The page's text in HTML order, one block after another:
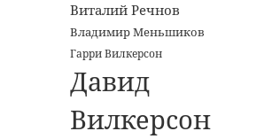
Виталий Речнов
Владимир Меньшиков
Гарри Вилкерсон
Давид
Вилкерсон